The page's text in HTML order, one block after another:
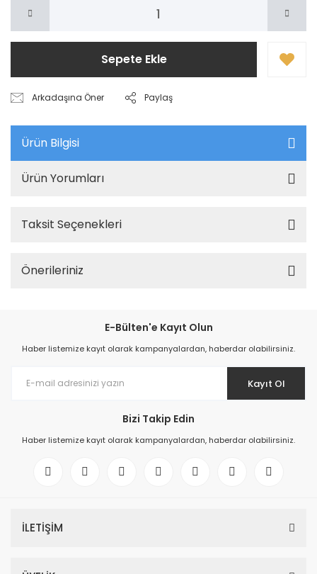
Sepete Ekle
Arkadaşına Öner Paylaş
Ürün Bilgisi
Ürün Yorumları
Taksit Seçenekleri
Önerileriniz
E-Bülten'e Kayıt Olun
Haber listemize kayıt olarak kampanyalardan, haberdar olabilirsiniz.
Kayıt Ol
Bizi Takip Edin
Haber listemize kayıt olarak kampanyalardan, haberdar olabilirsiniz.
İLETİŞİM